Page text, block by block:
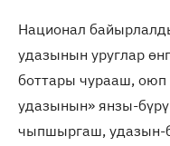
Национал
удазынын уруглар
боттары чурааш, оюп
удазынын» янзы-
чыпшыргаш, удазын-